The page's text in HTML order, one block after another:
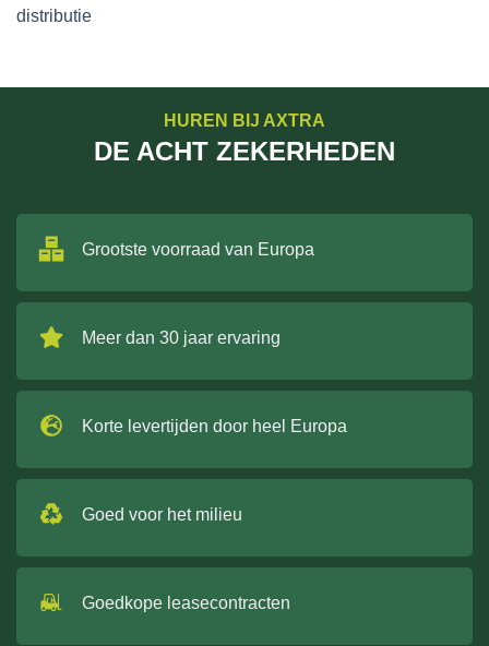
distributie
HUREN BIJ AXTRA
DE ACHT ZEKERHEDEN
Grootste voorraad van Europa
Meer dan 30 jaar ervaring
Korte levertijden door heel Europa
Goed voor het milieu
Goedkope leasecontracten